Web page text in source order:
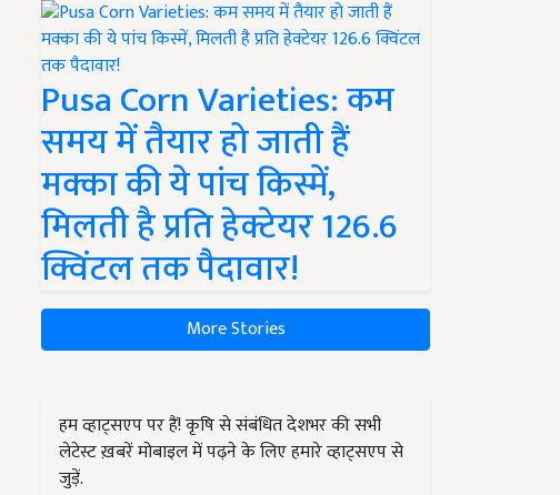
Pusa Corn Varieties: कम
समय में तैयार हो जाती हैं
मक्का की ये पांच किस्में,
मिलती है प्रति हेक्टेयर 126.6
क्विंटल तक पैदावार!
More Stories
हम व्हाट्सएप पर हैं! कृषि से संबंधित देशभर की सभी
लेटेस्ट ख़बरें मोबाइल में पढ़ने के लिए हमारे व्हाट्सएप से
जुड़ें.